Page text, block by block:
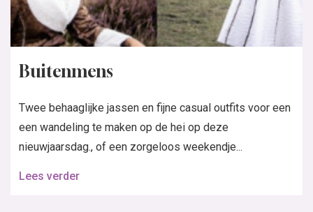
Buitenmens
Twee behaaglijke jassen en fijne casual outfits voor een
een wandeling te maken op de hei op deze
nieuwjaarsdag., of een zorgeloos weekendje...
Lees verder